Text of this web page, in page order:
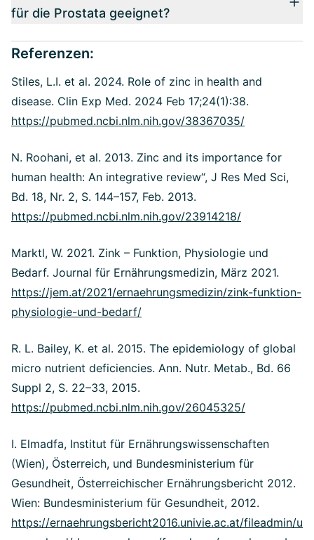
für die Prostata geeignet?
Referenzen:
Stiles, L.I. et al. 2024. Role of zinc in health and
disease. Clin Exp Med. 2024 Feb 17;24(1):38.
https://pubmed.ncbi.nlm.nih.gov/38367035/
N. Roohani, et al. 2013. Zinc and its importance for
human health: An integrative review“, J Res Med Sci,
Bd. 18, Nr. 2, S. 144–157, Feb. 2013.
https://pubmed.ncbi.nlm.nih.gov/23914218/
Marktl, W. 2021. Zink – Funktion, Physiologie und
Bedarf. Journal für Ernährungsmedizin, März 2021.
https://jem.at/2021/ernaehrungsmedizin/zink-funktion-
physiologie-und-bedarf/
R. L. Bailey, K. et al. 2015. The epidemiology of global
micro nutrient deficiencies. Ann. Nutr. Metab., Bd. 66
Suppl 2, S. 22–33, 2015.
https://pubmed.ncbi.nlm.nih.gov/26045325/
I. Elmadfa, Institut für Ernährungswissenschaften
(Wien), Österreich, und Bundesministerium für
Gesundheit, Österreichischer Ernährungsbericht 2012.
Wien: Bundesministerium für Gesundheit, 2012.
https://ernaehrungsbericht2016.univie.ac.at/fileadmin/u